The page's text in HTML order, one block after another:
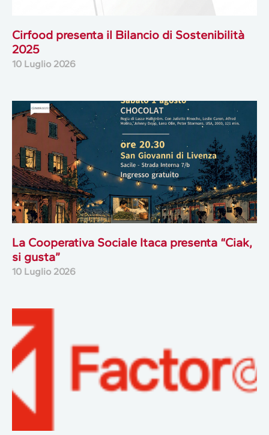
Cirfood presenta il Bilancio di Sostenibilità
2025
10 Luglio 2026
La Cooperativa Sociale Itaca presenta “Ciak,
si gusta”
10 Luglio 2026